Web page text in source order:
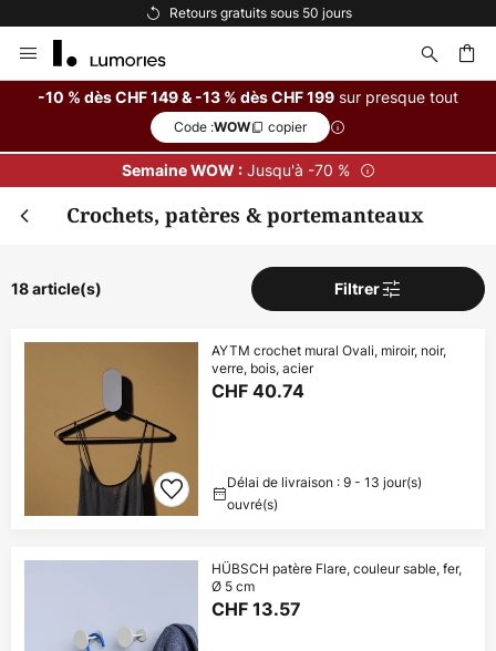
Retours gratuits sous 50 jours
Allez
au
contenu
-10 % dès CHF 149 & -13 % dès CHF 199 sur presque tout
Code :WOW copier
Semaine WOW :Jusqu'à -70 %
Crochets, patères & portemanteaux
18 article(s) Filtrer
AYTM crochet mural Ovali, miroir, noir,
verre, bois, acier
CHF 40.74
Délai de livraison : 9 - 13 jour(s)
ouvré(s)
HÜBSCH patère Flare, couleur sable, fer,
Ø 5 cm
CHF 13.57